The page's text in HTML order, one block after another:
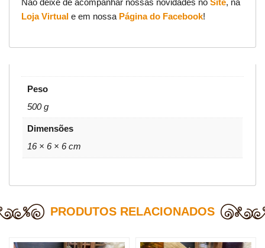
Não deixe de acompanhar nossas novidades no Site, na
Loja Virtual e em nossa Página do Facebook!
Peso
500 g
Dimensões
16 × 6 × 6 cm
PRODUTOS RELACIONADOS